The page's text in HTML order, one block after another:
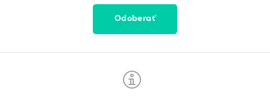
Odoberať